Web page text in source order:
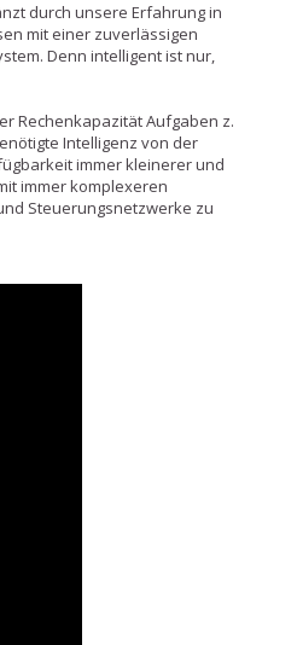
durch unsere Erfahrung in
mit einer zuverlässigen
Denn intelligent ist nur,
Rechenkapazität Aufgaben z.
Intelligenz von der
immer kleinerer und
immer komplexeren
Steuerungsnetzwerke zu